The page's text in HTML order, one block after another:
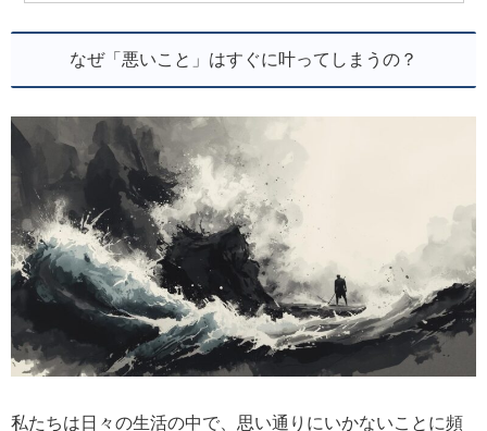
なぜ「悪いこと」はすぐに叶ってしまうの？
私たちは日々の生活の中で、思い通りにいかないことに頻